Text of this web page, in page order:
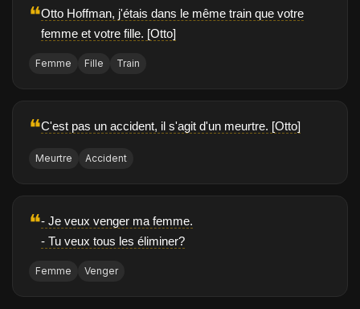
❝Otto Hoffman, j'étais dans le même train que votre
femme et votre fille. [Otto]
Femme Fille Train
❝C'est pas un accident, il s'agit d'un meurtre. [Otto]
Meurtre Accident
❝- Je veux venger ma femme.
- Tu veux tous les éliminer?
Femme Venger